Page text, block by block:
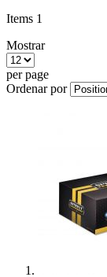
Items 1
Mostrar
per page
Ordenar por